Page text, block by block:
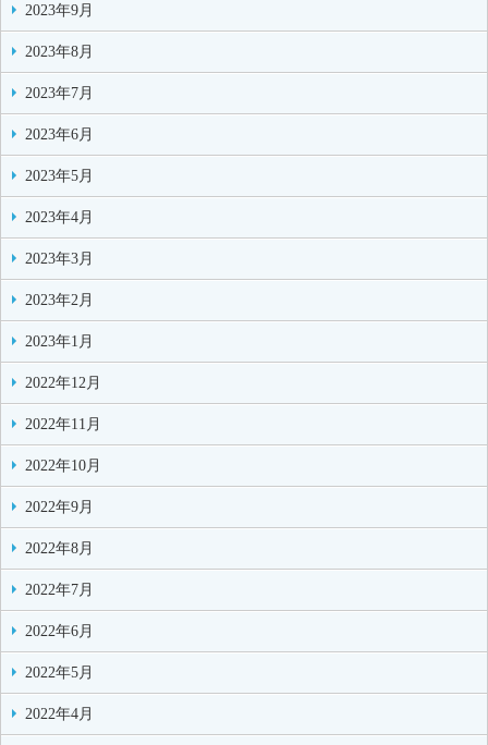
2023年9月
2023年8月
2023年7月
2023年6月
2023年5月
2023年4月
2023年3月
2023年2月
2023年1月
2022年12月
2022年11月
2022年10月
2022年9月
2022年8月
2022年7月
2022年6月
2022年5月
2022年4月